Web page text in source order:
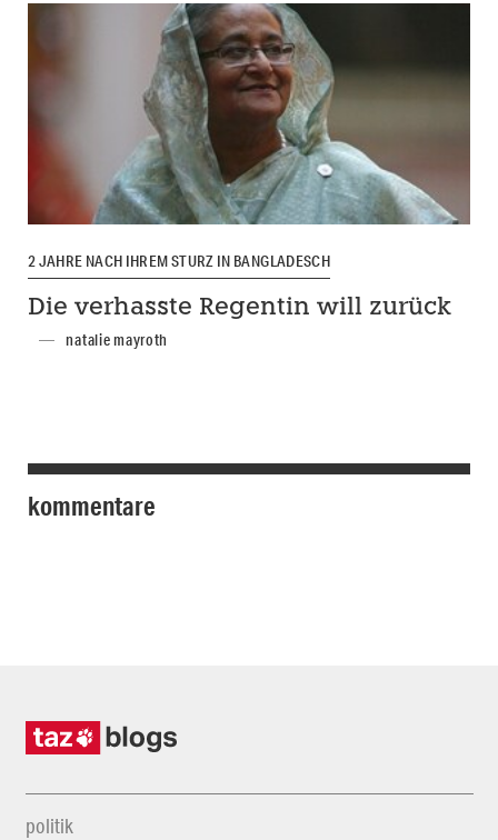
2 JAHRE NACH IHREM STURZ IN BANGLADESCH
Die verhasste Regentin will zurück
natalie mayroth
kommentare
politik